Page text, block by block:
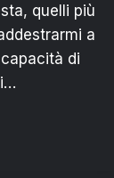
quelli più
a
di